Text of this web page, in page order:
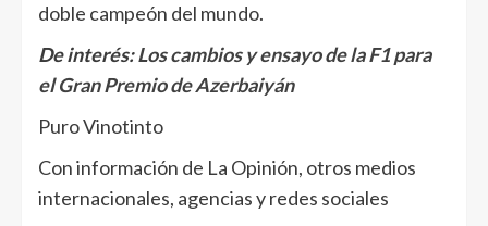
doble campeón del mundo.
De interés:Los cambios y ensayo de la F1 para
el Gran Premio de Azerbaiyán
Puro Vinotinto
Con información de La Opinión, otros medios
internacionales, agencias y redes sociales